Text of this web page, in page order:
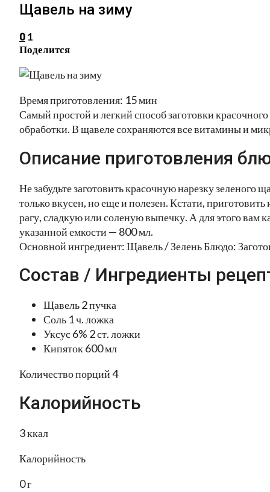
Щавель на зиму
0 1
Поделится
Время приготовления: 15 мин
Самый простой и легкий способ заготовки
обработки. В щавеле сохраняются все витамины и
Описание приготовления
Не забудьте заготовить красочную нарезку
только вкусен, но еще и полезен. Кстати,
рагу, сладкую или соленую выпечку. А для этого вам
указанной емкости — 800 мл.
Основной ингредиент: Щавель / Зелень Блюдо:
Состав / Ингредиенты
Щавель 2 пучка
Соль 1 ч. ложка
Уксус 6% 2 ст. ложки
Кипяток 600 мл
Количество порций 4
Калорийность
3 ккал
Калорийность
0 г